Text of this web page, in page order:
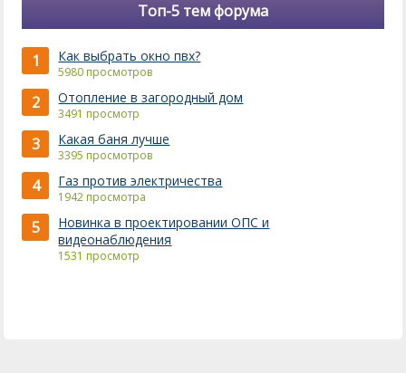
Топ-5 тем форума
1 Как выбрать окно пвх?
5980 просмотров
2 Отопление в загородный дом
3491 просмотр
3 Какая баня лучше
3395 просмотров
4 Газ против электричества
1942 просмотра
5
Новинка в проектировании ОПС и
видеонаблюдения
1531 просмотр